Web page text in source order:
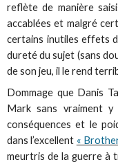
reflète de manière
accablées et malgré
certains inutiles effets
dureté du sujet (sans
de son jeu, il le rend
Dommage que Danis
Mark sans vraiment y
conséquences et le
dans l’excellent «
meurtris de la guerre à